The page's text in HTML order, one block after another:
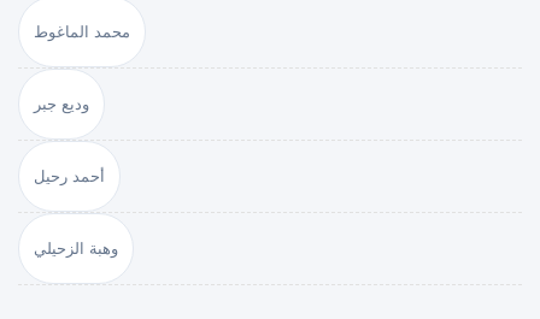
محمد الماغوط
وديع جبر
أحمد رحيل
وهبة الزحيلي